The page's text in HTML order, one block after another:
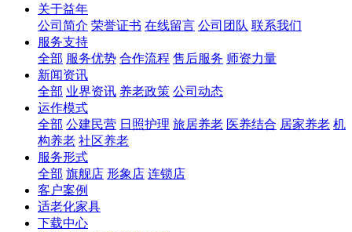
关于益年
公司简介 荣誉证书 在线留言 公司团队 联系我们
服务支持
全部 服务优势 合作流程 售后服务 师资力量
新闻资讯
全部 业界资讯 养老政策 公司动态
运作模式
全部 公建民营 日照护理 旅居养老 医养结合 居家养老 机
构养老 社区养老
服务形式
全部 旗舰店 形象店 连锁店
客户案例
适老化家具
下载中心